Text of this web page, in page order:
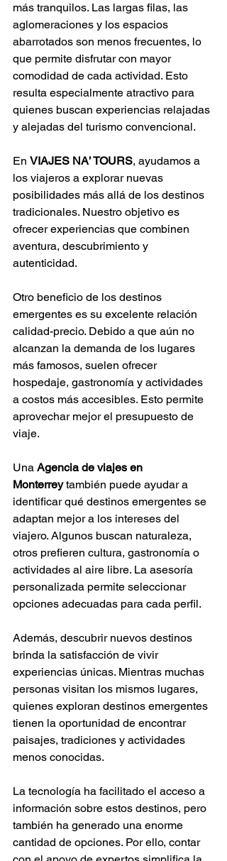
más tranquilos. Las largas filas, las
aglomeraciones y los espacios
abarrotados son menos frecuentes, lo
que permite disfrutar con mayor
comodidad de cada actividad. Esto
resulta especialmente atractivo para
quienes buscan experiencias relajadas
y alejadas del turismo convencional.
En VIAJES NA’ TOURS, ayudamos a
los viajeros a explorar nuevas
posibilidades más allá de los destinos
tradicionales. Nuestro objetivo es
ofrecer experiencias que combinen
aventura, descubrimiento y
autenticidad.
Otro beneficio de los destinos
emergentes es su excelente relación
calidad-precio. Debido a que aún no
alcanzan la demanda de los lugares
más famosos, suelen ofrecer
hospedaje, gastronomía y actividades
a costos más accesibles. Esto permite
aprovechar mejor el presupuesto de
viaje.
Una Agencia de viajes en
Monterrey también puede ayudar a
identificar qué destinos emergentes se
adaptan mejor a los intereses del
viajero. Algunos buscan naturaleza,
otros prefieren cultura, gastronomía o
actividades al aire libre. La asesoría
personalizada permite seleccionar
opciones adecuadas para cada perfil.
Además, descubrir nuevos destinos
brinda la satisfacción de vivir
experiencias únicas. Mientras muchas
personas visitan los mismos lugares,
quienes exploran destinos emergentes
tienen la oportunidad de encontrar
paisajes, tradiciones y actividades
menos conocidas.
La tecnología ha facilitado el acceso a
información sobre estos destinos, pero
también ha generado una enorme
cantidad de opciones. Por ello, contar